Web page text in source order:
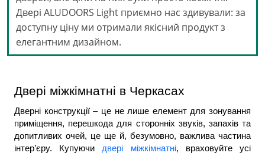
Двері ALUDOORS Light приємно нас здивували: за
доступну ціну ми отримали якісний продукт з
елегантним дизайном.
Двері міжкімнатні в Черкасах
Дверні конструкції – це не лише елемент для зонування
приміщення, перешкода для сторонніх звуків, запахів та
допитливих очей, це ще й, безумовно, важлива частина
інтер’єру. Купуючи двері міжкімнатні, враховуйте усі